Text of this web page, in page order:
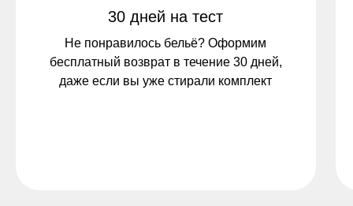
30 дней на тест
Не понравилось бельё? Оформим
бесплатный возврат в течение 30 дней,
даже если вы уже стирали комплект